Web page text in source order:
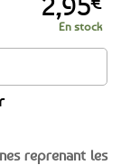
reprenant les
En stock
et encre de seiche